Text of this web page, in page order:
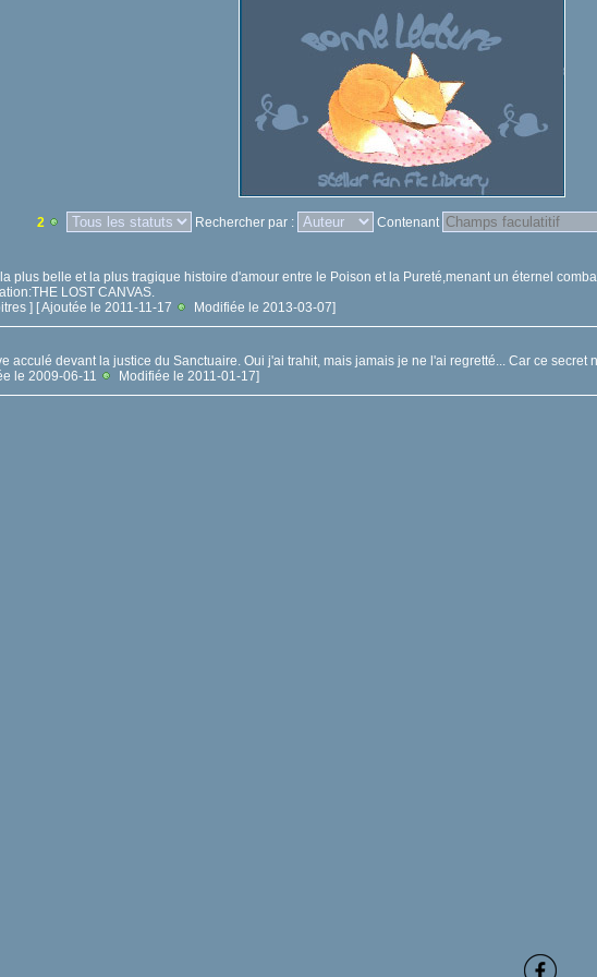
2 Rechercher par : Contenant
plus belle et la plus tragique histoire d'amour entre le Poison et la Pureté,menant un éternel
LOST CANVAS.
] [ Ajoutée le 2011-11-17 Modifiée le 2013-03-07]
acculé devant la justice du Sanctuaire. Oui j'ai trahit, mais jamais je ne l'ai regretté... Car ce secret
le 2009-06-11 Modifiée le 2011-01-17]